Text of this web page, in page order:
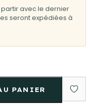
avec le dernier
seront expédiées à
PANIER